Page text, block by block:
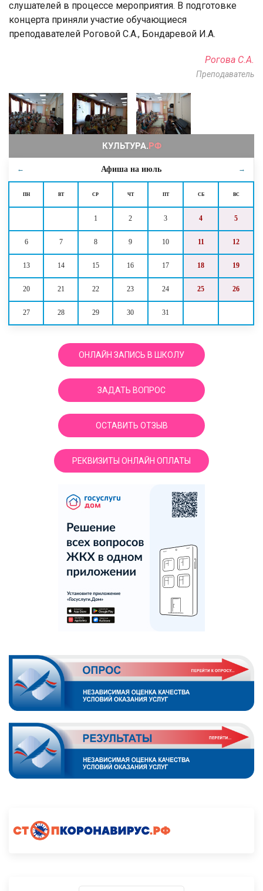
← Афиша на июль →
ПН ВТ СР ЧТ ПТ СБ ВС
1 2 3 4 5
6 7 8 9 10 11 12
13 14 15 16 17 18 19
20 21 22 23 24 25 26
27 28 29 30 31
ОНЛАЙН ЗАПИСЬ В ШКОЛУ
ЗАДАТЬ ВОПРОС
ОСТАВИТЬ ОТЗЫВ
РЕКВИЗИТЫ ОНЛАЙН ОПЛАТЫ
слушателей в процессе мероприятия. В подготовке
концерта приняли участие обучающиеся
преподавателей Роговой С.А., Бондаревой И.А.
Рогова С.А.
Преподаватель